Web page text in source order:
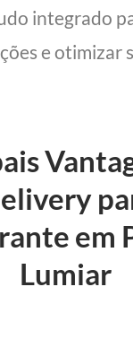
integrado
e otimizar
em
Lumiar